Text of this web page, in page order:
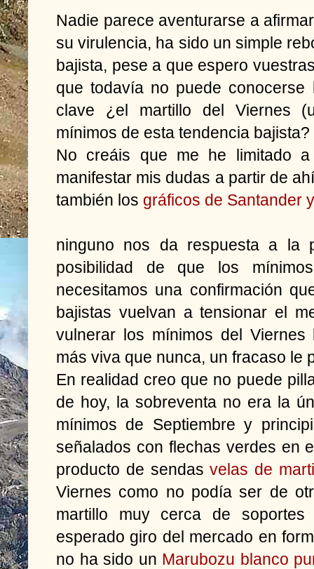
Nadie parece aventurarse a
su virulencia, ha sido un simple
bajista, pese a que espero
que todavía no puede
clave ¿el martillo del Viernes
mínimos de esta tendencia bajista?
No creáis que me he limitado
manifestar mis dudas a partir de
también los gráficos de Santander
ninguno nos da respuesta a la
posibilidad de que los
necesitamos una confirmación
bajistas vuelvan a tensionar el
vulnerar los mínimos del
más viva que nunca, un fracaso le
En realidad creo que no puede
de hoy, la sobreventa no era la
mínimos de Septiembre y
señalados con flechas verdes en
producto de sendasvelas de
Viernes como no podía ser de
martillo muy cerca de
esperado giro del mercado en
no ha sido un Marubozu blanco